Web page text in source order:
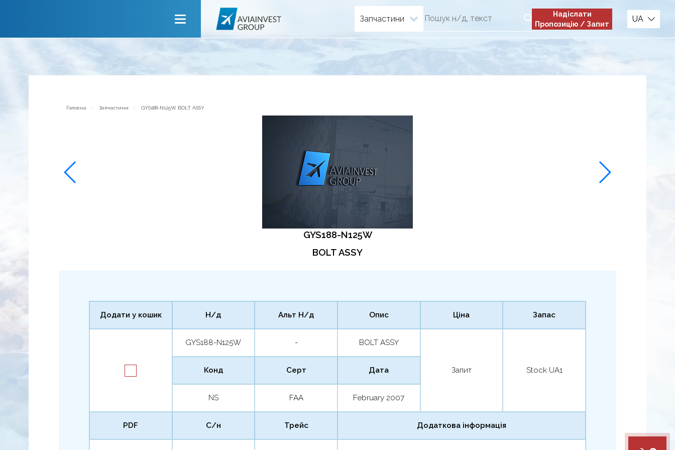
Про компанію
Новини
Зворотній зв’язок
Запчастини
Надіслати
Пропозицію / Запит
UA
Головна Запчастини GYS188-N125W, BOLT ASSY
GYS188-N125W
BOLT ASSY
Додати у кошик Н/д
GYS188-N125W
Альт Н/д
-
Опис
BOLT ASSY
Ціна
Запит
Запас
Stock UA1
Конд
NS
Серт
FAA
Дата
February 2007
PDF С/н Трейс Додаткова інформація